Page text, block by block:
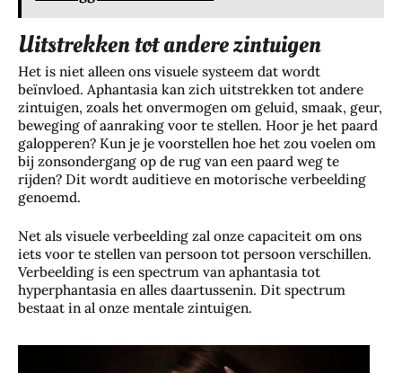
Uitstrekken tot andere zintuigen
Het is niet alleen ons visuele systeem dat wordt
beïnvloed. Aphantasia kan zich uitstrekken tot andere
zintuigen, zoals het onvermogen om geluid, smaak, geur,
beweging of aanraking voor te stellen. Hoor je het paard
galopperen? Kun je je voorstellen hoe het zou voelen om
bij zonsondergang op de rug van een paard weg te
rijden? Dit wordt auditieve en motorische verbeelding
genoemd.
Net als visuele verbeelding zal onze capaciteit om ons
iets voor te stellen van persoon tot persoon verschillen.
Verbeelding is een spectrum van aphantasia tot
hyperphantasia en alles daartussenin. Dit spectrum
bestaat in al onze mentale zintuigen.